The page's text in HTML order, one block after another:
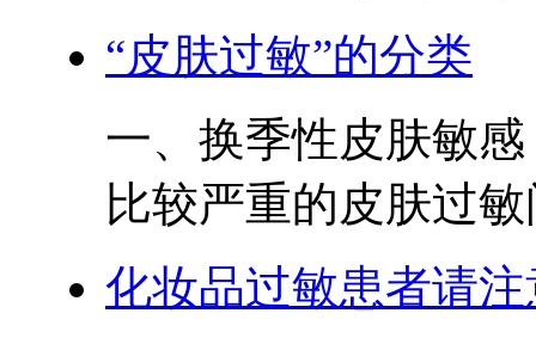
“皮肤过敏”的分类
一、换季性皮肤敏
比较严重的皮肤过
化妆品过敏患者请注